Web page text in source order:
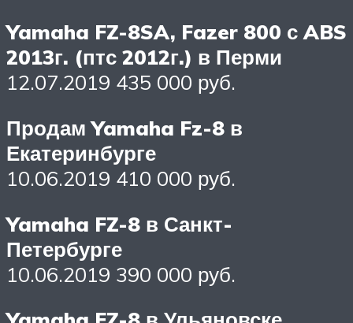
Yamaha FZ-8SA, Fazer 800 с ABS
2013г. (птс 2012г.) в Перми
12.07.2019 435 000 руб.
Продам Yamaha Fz-8 в
Екатеринбурге
10.06.2019 410 000 руб.
Yamaha FZ-8 в Санкт-
Петербурге
10.06.2019 390 000 руб.